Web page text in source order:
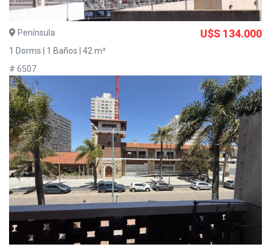
Península U$S 134.000
1 Dorms | 1 Baños | 42 m²
# 6507